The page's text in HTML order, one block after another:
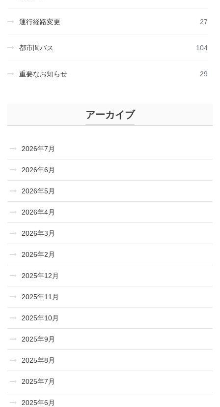
運行経路変更 27
都市間バス 104
重要なお知らせ 29
アーカイブ
2026年7月
2026年6月
2026年5月
2026年4月
2026年3月
2026年2月
2025年12月
2025年11月
2025年10月
2025年9月
2025年8月
2025年7月
2025年6月